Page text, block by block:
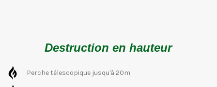
Destruction en hauteur
Perche télescopique jusqu'à 20m